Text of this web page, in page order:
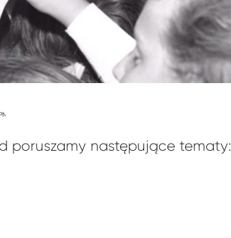
poruszamy następujące tematy: